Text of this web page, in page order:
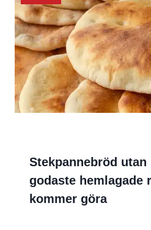
Stekpannebröd utan
godaste hemlagade
kommer göra